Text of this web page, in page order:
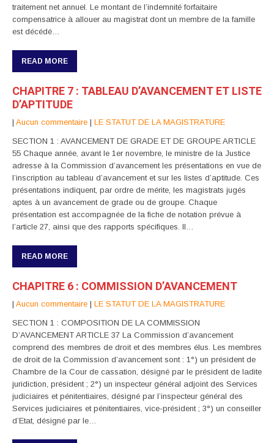
traitement net annuel. Le montant de l’indemnité forfaitaire
compensatrice à allouer au magistrat dont un membre de la famille
est décédé…
READ MORE
CHAPITRE 7 : TABLEAU D’AVANCEMENT ET LISTE
D’APTITUDE
| Aucun commentaire | LE STATUT DE LA MAGISTRATURE
SECTION 1 : AVANCEMENT DE GRADE ET DE GROUPE ARTICLE
55 Chaque année, avant le 1er novembre, le ministre de la Justice
adresse à la Commission d’avancement les présentations en vue de
l’inscription au tableau d’avancement et sur les listes d’aptitude. Ces
présentations indiquent, par ordre de mérite, les magistrats jugés
aptes à un avancement de grade ou de groupe. Chaque
présentation est accompagnée de la fiche de notation prévue à
l’article 27, ainsi que des rapports spécifiques. Il…
READ MORE
CHAPITRE 6 : COMMISSION D’AVANCEMENT
| Aucun commentaire | LE STATUT DE LA MAGISTRATURE
SECTION 1 : COMPOSITION DE LA COMMISSION
D’AVANCEMENT ARTICLE 37 La Commission d’avancement
comprend des membres de droit et des membres élus. Les membres
de droit de la Commission d’avancement sont : 1°) un président de
Chambre de la Cour de cassation, désigné par le président de ladite
juridiction, président ; 2°) un inspecteur général adjoint des Services
judiciaires et pénitentiaires, désigné par l’inspecteur général des
Services judiciaires et pénitentiaires, vice-président ; 3°) un conseiller
d’Etat, désigné par le…